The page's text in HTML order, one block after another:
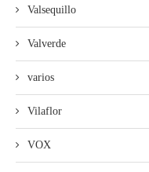
Valsequillo
Valverde
varios
Vilaflor
VOX